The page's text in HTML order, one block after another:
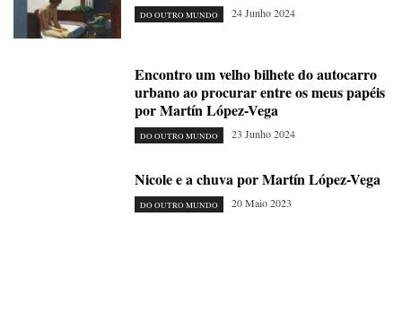
DO OUTRO MUNDO 24 Junho 2024
Encontro um velho bilhete do autocarro
urbano ao procurar entre os meus papéis
por Martín López-Vega
DO OUTRO MUNDO 23 Junho 2024
Nicole e a chuva por Martín López-Vega
DO OUTRO MUNDO 20 Maio 2023